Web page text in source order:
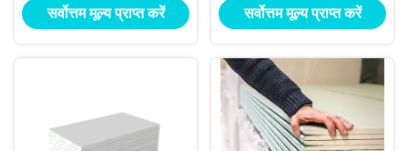
करना पड़ा
सर्वोत्तम मूल्य प्राप्त करें
सर्वोत्तम मूल्य प्राप्त करें